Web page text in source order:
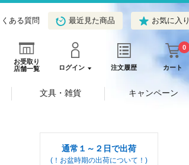
くある質問 最近見た商品 お気に入り
お受取り
店舗一覧
ログイン 注文履歴 カート
0
文具・雑貨 キャンペーン
通常１～２日で出荷
(！お盆時期の出荷について！)